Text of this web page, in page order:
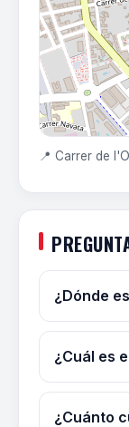
📍 Carrer de
¿Dónde
¿Cuál es
¿Cuánto